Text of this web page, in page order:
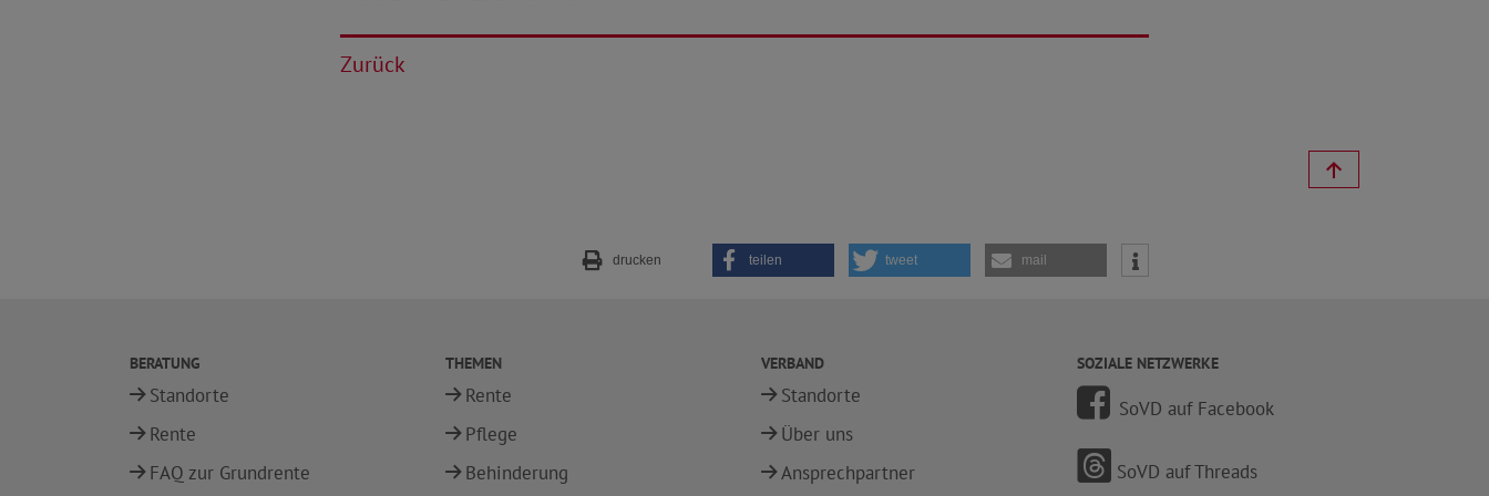
Zurück
drucken teilen tweet mail
BERATUNG
Standorte
Rente
FAQ zur Grundrente
THEMEN
Rente
Pflege
Behinderung
VERBAND
Standorte
Über uns
Ansprechpartner
SOZIALE NETZWERKE
SoVD auf Facebook
SoVD auf Threads